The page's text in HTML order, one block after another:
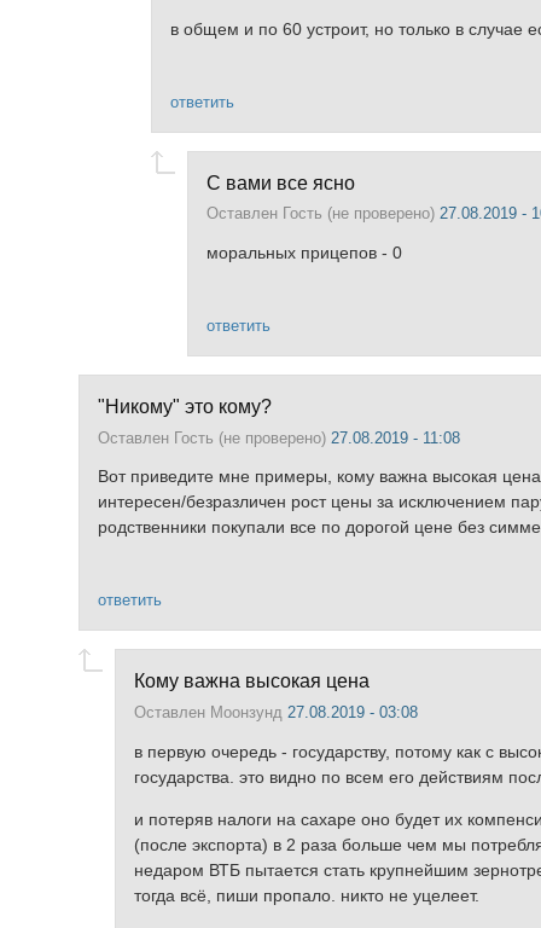
в общем и по 60 устроит, но только в случае
ответить
С вами все ясно
Оставлен Гость (не проверено) 27.08.2019 -
моральных прицепов - 0
ответить
"Никому" это кому?
Оставлен Гость (не проверено) 27.08.2019 - 11:08
Вот приведите мне примеры, кому важна высокая
интересен/безразличен рост цены за исключением
родственники покупали все по дорогой цене без
ответить
Кому важна высокая цена
Оставлен Моонзунд 27.08.2019 - 03:08
в первую очередь - государству, потому как с
государства. это видно по всем его действиям
и потеряв налоги на сахаре оно будет их
(после экспорта) в 2 раза больше чем мы
недаром ВТБ пытается стать крупнейшим
тогда всё, пиши пропало. никто не уцелеет.